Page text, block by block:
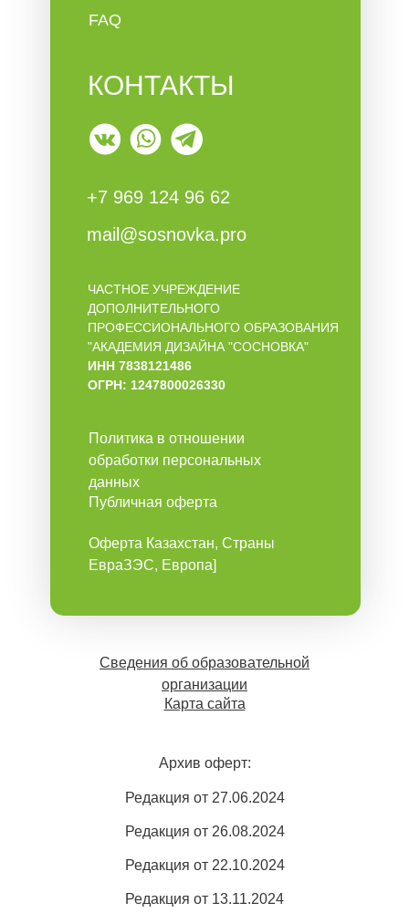
КОНТАКТЫ
+7 969 124 96 62
mail@sosnovka.pro
ЧАСТНОЕ УЧРЕЖДЕНИЕ
ДОПОЛНИТЕЛЬНОГО
ПРОФЕССИОНАЛЬНОГО ОБРАЗОВАНИЯ
"АКАДЕМИЯ ДИЗАЙНА "СОСНОВКА"
ИНН 7838121486
ОГРН: 1247800026330
FAQ
Политика в отношении
обработки персональных
данных
Публичная оферта
Оферта Казахстан, Страны
ЕвраЗЭС, Европа]
Сведения об образовательной
организации
Карта сайта
Архив оферт:
Редакция от 27.06.2024
Редакция от 26.08.2024
Редакция от 22.10.2024
Редакция от 13.11.2024